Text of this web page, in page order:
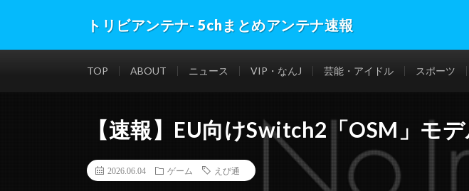
トリビアンテナ- 5chまとめアンテナ速報
TOP ABOUT ニュース VIP・なんJ 芸能・アイドル スポーツ
【速報】EU向けSwitch2「OSM」モデ
2026.06.04 ゲーム えび通